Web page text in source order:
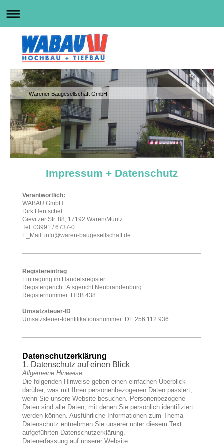
Warener Baugesellschaft GmbH
Impressum + Datenschutz
Verantwortlich:
WABAU GmbH
Dirk Hentschel
Gievitzer Str. 88, 17192 Waren/Müritz
Tel. 03991 / 6737-0
E_Mail: info@waren-baugesellschaft.de
Registereintrag
Eintragung im Handelsregister
Registergericht: Atsgericht Neubrandenburg
Registernummer: HRB 438
Umsatzsteuer-ID
Umsatzsteuer-Identifikationsnummer: DE 256 112 936
Datenschutzerklärung
1. Datenschutz auf einen Blick
Allgemeine Hinweise
Die folgenden Hinweise geben einen einfachen Überblick
darüber, was mit Ihren personenbezogenen Daten passiert,
wenn Sie unsere Website besuchen. Personenbezogene
Daten sind alle Daten, mit denen Sie persönlich identifiziert
werden können. Ausführliche Informationen zum Thema
Datenschutz entnehmen Sie unserer unter diesem Text
aufgeführten Datenschutzerklärung.
Datenerfassung auf unserer Website